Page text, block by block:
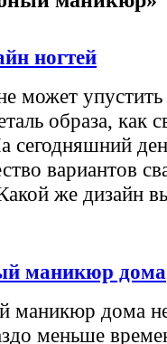
ногтей
может
образа, как
сегодняшний
вариантов
же дизайн
маникюр дома
маникюр дома
меньше